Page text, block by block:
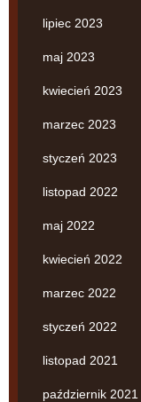
lipiec 2023
maj 2023
kwiecień 2023
marzec 2023
styczeń 2023
listopad 2022
maj 2022
kwiecień 2022
marzec 2022
styczeń 2022
listopad 2021
październik 2021